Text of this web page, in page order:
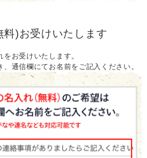
料)お受けいたします
をお受けいたします。
通信欄にてお名前をご記入ください。